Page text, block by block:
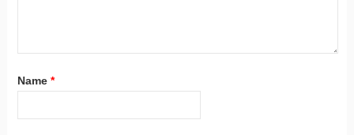
Name *